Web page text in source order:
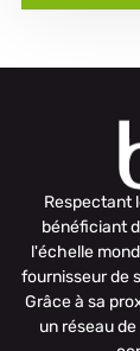
Respectant
bénéficiant
l'échelle
fournisseur de
Grâce à sa
un réseau